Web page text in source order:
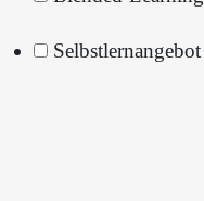
Selbstlernangebot